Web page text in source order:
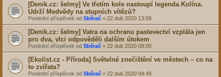
[Denik.cz: šelmy] Ve třetím kole nastoupí legenda Kolína.
Udrží Medvědy na stupních vítězů?
Poslední příspěvek od Sběrač « 22 dub 2020 13:59
[Denik.cz: šelmy] Vatra na ochranu pastevectví vzplála jen
pro dva, vlci odpověděli dalším útokem
Poslední příspěvek od Sběrač « 22 dub 2020 08:00
[Ekolist.cz - Příroda] Světelné znečištění ve městech – co na
to zvířata?
Poslední příspěvek od Sběrač « 22 dub 2020 04:49